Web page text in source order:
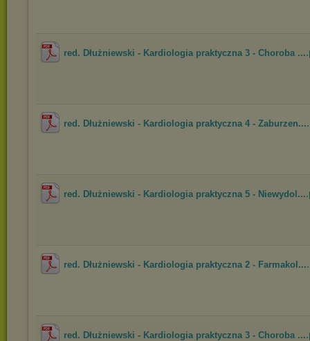
red. Dłużniewski - Kardiologia praktyczna 3 - Choroba ...
red. Dłużniewski - Kardiologia praktyczna 4 - Zaburzen...
red. Dłużniewski - Kardiologia praktyczna 5 - Niewydol...
red. Dłużniewski - Kardiologia praktyczna 2 - Farmakol...
red. Dłużniewski - Kardiologia praktyczna 3 - Choroba ...